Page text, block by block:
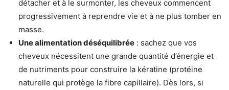
détacher et à le surmonter, les cheveux commencent
progressivement à reprendre vie et à ne plus tomber en
masse.
Une alimentation déséquilibrée : sachez que vos
cheveux nécessitent une grande quantité d’énergie et
de nutriments pour construire la kératine (protéine
naturelle qui protège la fibre capillaire). Dès lors, si